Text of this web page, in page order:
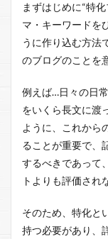
まずはじめに“特
マ・キーワードを
うに作り込む方法
のブログのことを
例えば…日々の日
をいくら長文に渡
ように、これから
ることが重要で、
するべきであって
トよりも評価され
そのため、特化と
持つ必要があり、